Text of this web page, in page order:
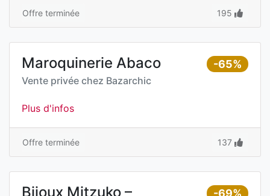
Offre terminée 195
-65%
Maroquinerie Abaco
Vente privée chez Bazarchic
Plus d'infos
Offre terminée 137
-69%
Bijoux Mitzuko –